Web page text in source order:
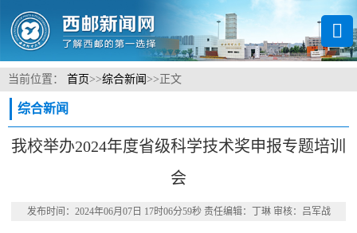
当前位置： 首页>>综合新闻 >> 正文
综合新闻
我校举办2024年度省级科学技术奖申报专题培训
会
发布时间：2024年06月07日 17时06分59秒 责任编辑：丁琳 审核：吕军战